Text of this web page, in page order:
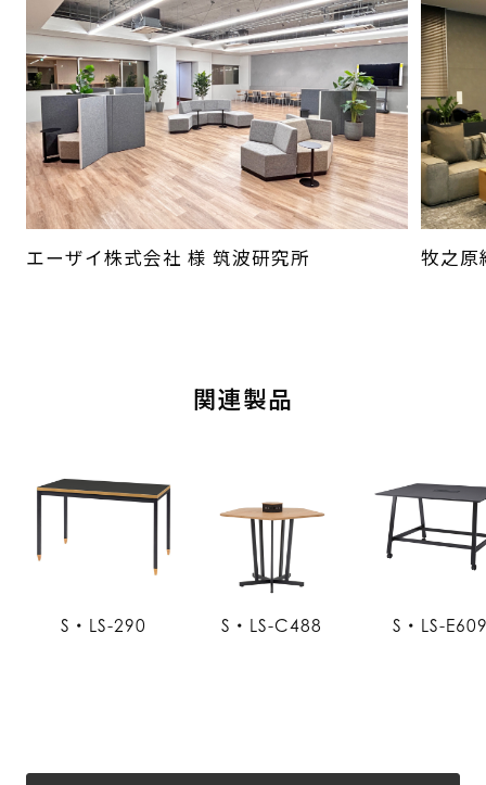
エーザイ株式会社 様 筑波研究所 牧之原
関連製品
S・LS-290 S・LS-C488 S・LS-